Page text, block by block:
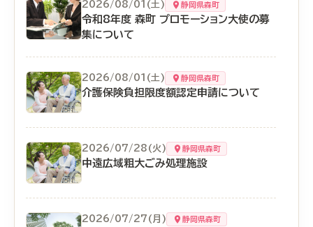
2026/08/01(土) 静岡県森町
令和8年度 森町 プロモーション大使の募
集について
2026/08/01(土) 静岡県森町
介護保険負担限度額認定申請について
2026/07/28(火) 静岡県森町
中遠広域粗大ごみ処理施設
2026/07/27(月) 静岡県森町